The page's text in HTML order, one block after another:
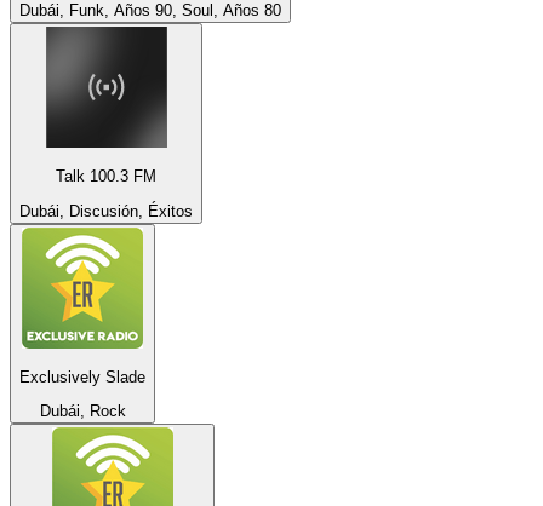
Dubái, Funk, Años 90, Soul, Años 80
Talk 100.3 FM
Dubái, Discusión, Éxitos
Exclusively Slade
Dubái, Rock